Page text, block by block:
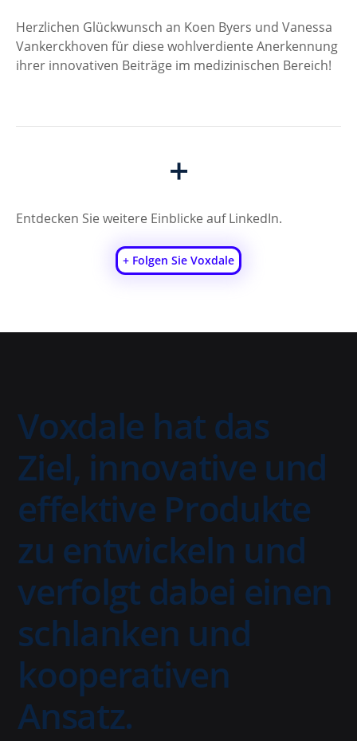
Herzlichen Glückwunsch an Koen Byers und Vanessa
Vankerckhoven für diese wohlverdiente Anerkennung
ihrer innovativen Beiträge im medizinischen Bereich!
Entdecken Sie weitere Einblicke auf LinkedIn.
+ Folgen Sie Voxdale
+
Voxdale hat das
Ziel, innovative und
effektive Produkte
zu entwickeln und
verfolgt dabei einen
schlanken und
kooperativen
Ansatz.